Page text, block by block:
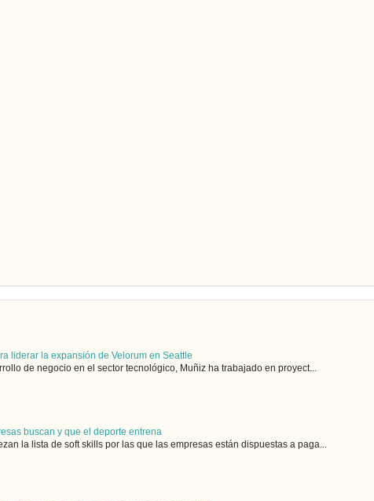
liderar la expansión de Velorum en Seattle
de negocio en el sector tecnológico, Muñiz ha trabajado en proyect...
buscan y que el deporte entrena
la lista de soft skills por las que las empresas están dispuestas a paga...